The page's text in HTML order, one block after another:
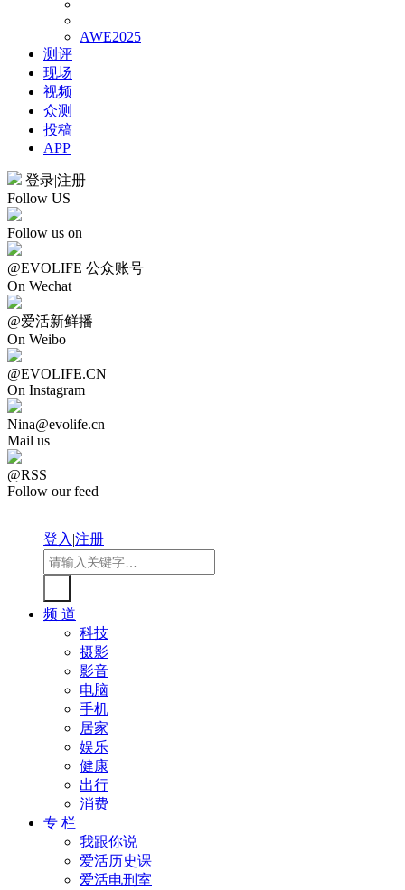
AWE2025
测评
现场
视频
众测
投稿
APP
登录|注册
Follow US
Follow us on
@EVOLIFE 公众账号
On Wechat
@爱活新鲜播
On Weibo
@EVOLIFE.CN
On Instagram
Nina@evolife.cn
Mail us
@RSS
Follow our feed
登入|注册
频 道
科技
摄影
影音
电脑
手机
居家
娱乐
健康
出行
消费
专 栏
我跟你说
爱活历史课
爱活电刑室